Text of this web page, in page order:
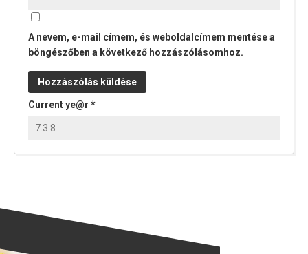
A nevem, e-mail címem, és weboldalcímem mentése a
böngészőben a következő hozzászólásomhoz.
Current ye@r *